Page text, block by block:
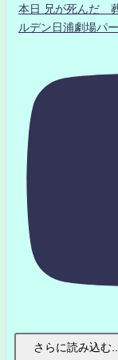
本日 兄が死んだ
ルデン日浦劇場パ
さらに読み込む